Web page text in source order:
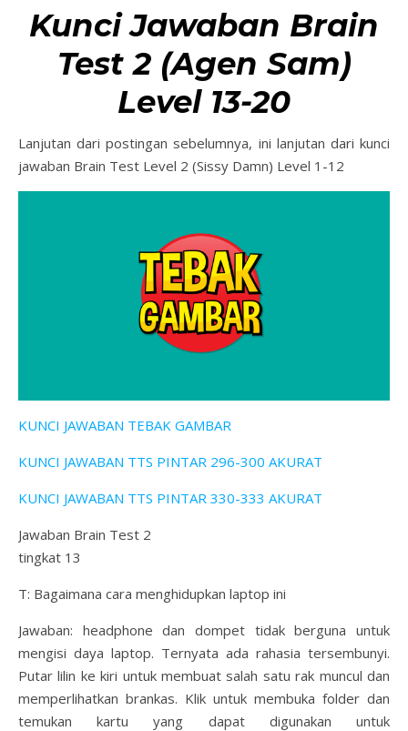
Kunci Jawaban Brain
Test 2 (Agen Sam)
Level 13-20
Lanjutan dari postingan sebelumnya, ini lanjutan dari kunci
jawaban Brain Test Level 2 (Sissy Damn) Level 1-12
KUNCI JAWABAN TEBAK GAMBAR
KUNCI JAWABAN TTS PINTAR 296-300 AKURAT
KUNCI JAWABAN TTS PINTAR 330-333 AKURAT
Jawaban Brain Test 2
tingkat 13
T: Bagaimana cara menghidupkan laptop ini
Jawaban: headphone dan dompet tidak berguna untuk
mengisi daya laptop. Ternyata ada rahasia tersembunyi.
Putar lilin ke kiri untuk membuat salah satu rak muncul dan
memperlihatkan brankas. Klik untuk membuka folder dan
temukan kartu yang dapat digunakan untuk